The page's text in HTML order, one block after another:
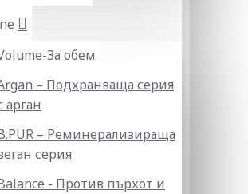
За обем
– Подхранваща серия
арган
– Реминерализираща
серия
- Против пърхот и